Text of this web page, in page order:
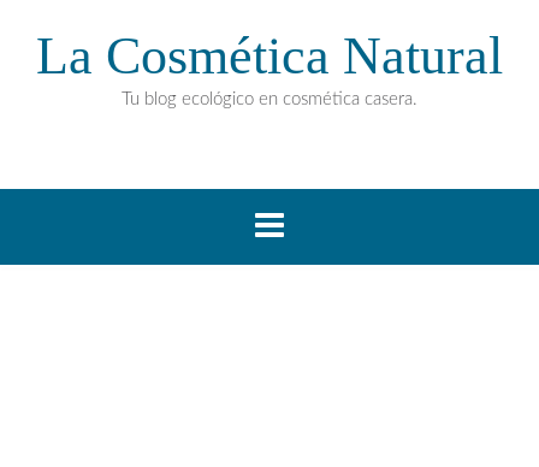
La Cosmética Natural
Tu blog ecológico en cosmética casera.